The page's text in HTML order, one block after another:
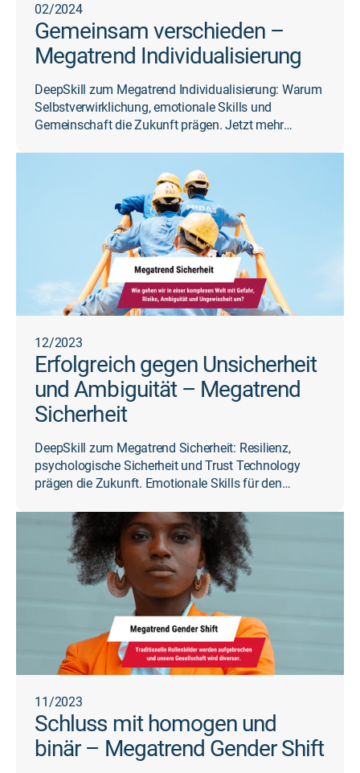
02/2024
Gemeinsam verschieden –
Megatrend Individualisierung
DeepSkill zum Megatrend Individualisierung: Warum
Selbstverwirklichung, emotionale Skills und
Gemeinschaft die Zukunft prägen. Jetzt mehr
12/2023
Erfolgreich gegen Unsicherheit
und Ambiguität – Megatrend
Sicherheit
DeepSkill zum Megatrend Sicherheit: Resilienz,
psychologische Sicherheit und Trust Technology
prägen die Zukunft. Emotionale Skills für den
11/2023
Schluss mit homogen und
binär – Megatrend Gender Shift